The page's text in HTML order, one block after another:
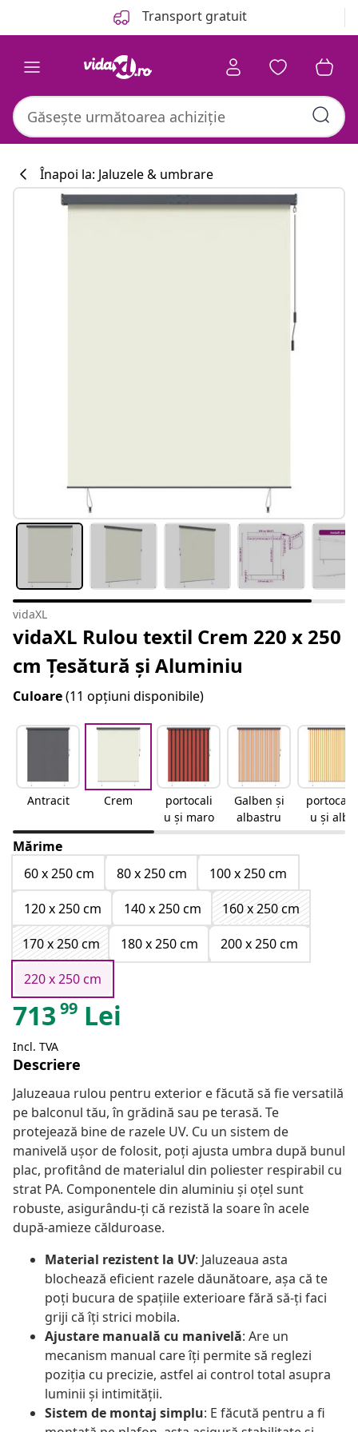
Transport gratuit
Înapoi la: Jaluzele & umbrare
vidaXL
vidaXL Rulou textil Crem 220 x 250
cm Țesătură și Aluminiu
Culoare(11 opțiuni disponibile)
Antracit Crem
portocali
u și maro
Galben și
albastru
portocali
u și alb
Mărime
60 x 250 cm
80 x 250 cm
100 x 250 cm
120 x 250 cm
140 x 250 cm
160 x 250 cm
170 x 250 cm
180 x 250 cm
200 x 250 cm
220 x 250 cm
713 99 Lei
Incl. TVA
Descriere
Jaluzeaua rulou pentru exterior e făcută să fie versatilă
pe balconul tău, în grădină sau pe terasă. Te
protejează bine de razele UV. Cu un sistem de
manivelă ușor de folosit, poți ajusta umbra după bunul
plac, profitând de materialul din poliester respirabil cu
strat PA. Componentele din aluminiu și oțel sunt
robuste, asigurându-ți că rezistă la soare în acele
după-amieze călduroase.
Material rezistent la UV: Jaluzeaua asta
blochează eficient razele dăunătoare, așa că te
poți bucura de spațiile exterioare fără să-ți faci
griji că îți strici mobila.
Ajustare manuală cu manivelă: Are un
mecanism manual care îți permite să reglezi
poziția cu precizie, astfel ai control total asupra
luminii și intimității.
Sistem de montaj simplu: E făcută pentru a fi